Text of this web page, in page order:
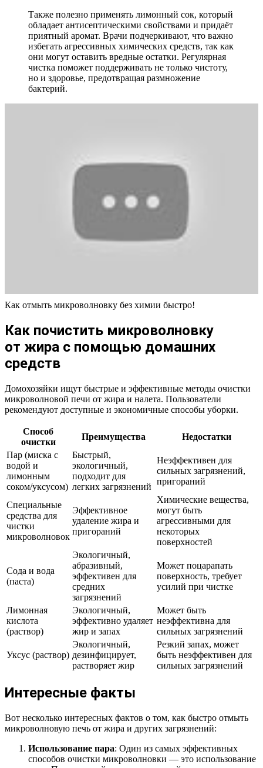
Также полезно применять лимонный сок, который
обладает антисептическими свойствами и придаёт
приятный аромат. Врачи подчеркивают, что важно
избегать агрессивных химических средств, так как
они могут оставить вредные остатки. Регулярная
чистка поможет поддерживать не только чистоту,
но и здоровье, предотвращая размножение
бактерий.
Как отмыть микроволновку без химии быстро!
Как почистить микроволновку
от жира с помощью домашних
средств
Домохозяйки ищут быстрые и эффективные методы очистки
микроволновой печи от жира и налета. Пользователи
рекомендуют доступные и экономичные способы уборки.
Способ
очистки
Преимущества
Недостатки
Пар (миска с
водой и
лимонным
соком/уксусом)
Быстрый,
экологичный,
подходит для
легких загрязнений
Неэффективен для
сильных загрязнений,
пригораний
Специальные
средства для
чистки
микроволновок
Эффективное
удаление жира и
пригораний
Химические вещества,
могут быть
агрессивными для
некоторых
поверхностей
Сода и вода
(паста)
Экологичный,
абразивный,
эффективен для
средних
загрязнений
Может поцарапать
поверхность, требует
усилий при чистке
Лимонная
кислота
(раствор)
Экологичный,
эффективно удаляет
жир и запах
Может быть
неэффективна для
сильных загрязнений
Уксус (раствор)
Экологичный,
дезинфицирует,
растворяет жир
Резкий запах, может
быть неэффективен для
сильных загрязнений
Интересные факты
Вот несколько интересных фактов о том, как быстро отмыть
микроволновую печь от жира и других загрязнений:
Использование пара: Один из самых эффективных
способов очистки микроволновки — это использование